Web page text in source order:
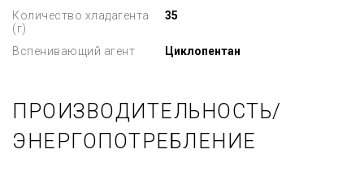
Количество хладагента
(г)
35
Вспенивающий агент Циклопентан
ПРОИЗВОДИТЕЛЬНОСТЬ/
ЭНЕРГОПОТРЕБЛЕНИЕ